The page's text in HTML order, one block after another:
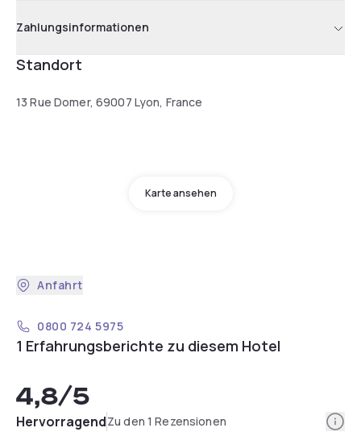
Zahlungsinformationen
Standort
13 Rue Domer, 69007 Lyon, France
Karte ansehen
Anfahrt
0800 724 5975
1 Erfahrungsberichte zu diesem Hotel
4,8/5
HervorragendZu den 1 Rezensionen